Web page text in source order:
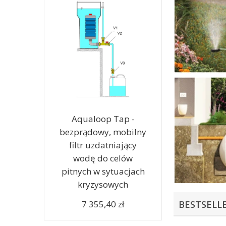
Aqualoop Tap -
bezprądowy, mobilny
filtr uzdatniający
wodę do celów
pitnych w sytuacjach
kryzysowych
7 355,40 zł